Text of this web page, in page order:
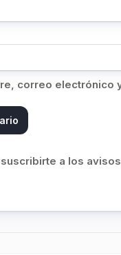
correo electrónico
a los